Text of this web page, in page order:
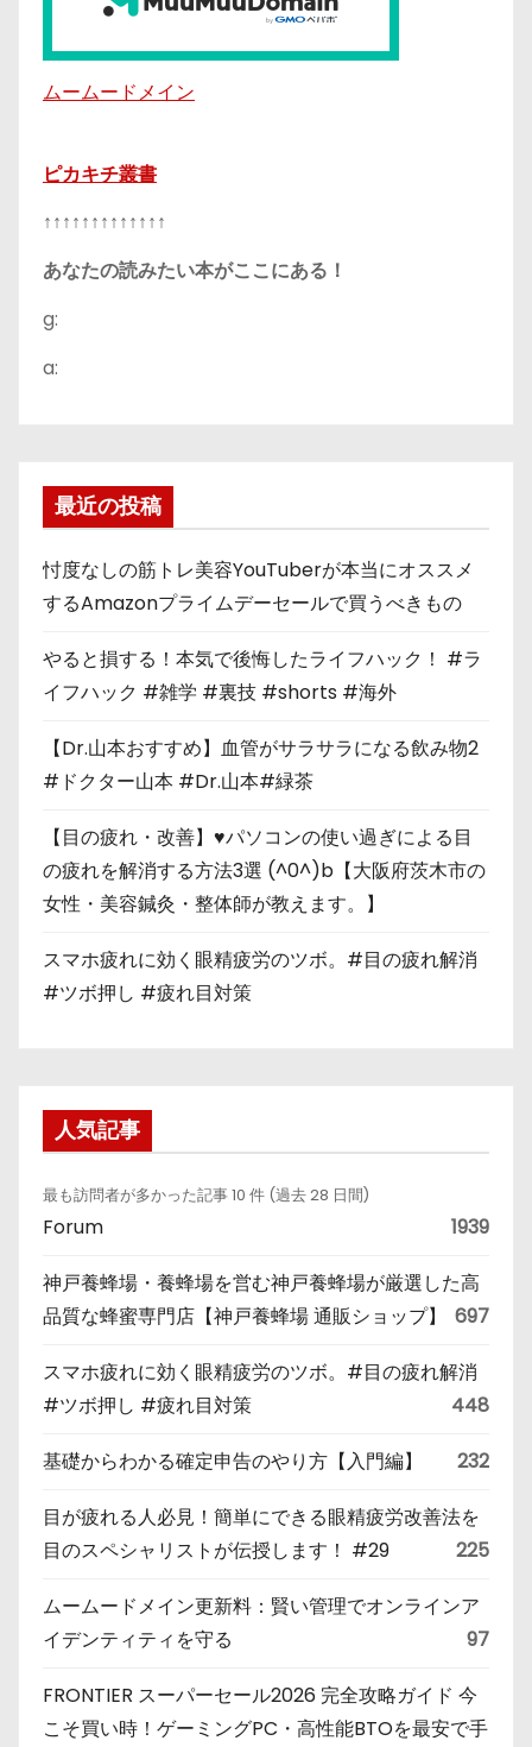
ムームードメイン
ピカキチ叢書
↑↑↑↑↑↑↑↑↑↑↑↑↑
あなたの読みたい本がここにある！
g:
a:
最近の投稿
忖度なしの筋トレ美容YouTuberが本当にオススメ
するAmazonプライムデーセールで買うべきもの
やると損する！本気で後悔したライフハック！ #ラ
イフハック #雑学 #裏技 #shorts #海外
【Dr.山本おすすめ】血管がサラサラになる飲み物2
#ドクター山本 #Dr.山本#緑茶
【目の疲れ・改善】♥パソコンの使い過ぎによる目
の疲れを解消する方法3選 (^0^)b【大阪府茨木市の
女性・美容鍼灸・整体師が教えます。】
スマホ疲れに効く眼精疲労のツボ。#目の疲れ解消
#ツボ押し #疲れ目対策
人気記事
最も訪問者が多かった記事 10 件 (過去 28 日間)
Forum 1939
神戸養蜂場・養蜂場を営む神戸養蜂場が厳選した高
品質な蜂蜜専門店【神戸養蜂場 通販ショップ】
697
スマホ疲れに効く眼精疲労のツボ。#目の疲れ解消
#ツボ押し #疲れ目対策
448
基礎からわかる確定申告のやり方【入門編】 232
目が疲れる人必見！簡単にできる眼精疲労改善法を
目のスペシャリストが伝授します！ #29
225
ムームードメイン更新料：賢い管理でオンラインア
イデンティティを守る
97
FRONTIER スーパーセール2026 完全攻略ガイド 今
こそ買い時！ゲーミングPC・高性能BTOを最安で手